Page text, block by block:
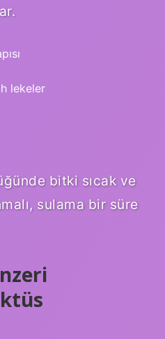
lekeler
bitki sıcak ve
sulama bir süre